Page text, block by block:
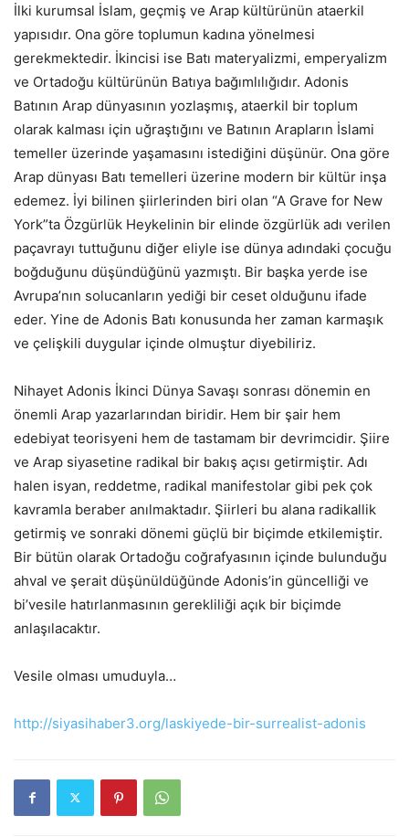
İlki kurumsal İslam, geçmiş ve Arap kültürünün ataerkil
yapısıdır. Ona göre toplumun kadına yönelmesi
gerekmektedir. İkincisi ise Batı materyalizmi, emperyalizm
ve Ortadoğu kültürünün Batıya bağımlılığıdır. Adonis
Batının Arap dünyasının yozlaşmış, ataerkil bir toplum
olarak kalması için uğraştığını ve Batının Arapların İslami
temeller üzerinde yaşamasını istediğini düşünür. Ona göre
Arap dünyası Batı temelleri üzerine modern bir kültür inşa
edemez. İyi bilinen şiirlerinden biri olan “A Grave for New
York”ta Özgürlük Heykelinin bir elinde özgürlük adı verilen
paçavrayı tuttuğunu diğer eliyle ise dünya adındaki çocuğu
boğduğunu düşündüğünü yazmıştı. Bir başka yerde ise
Avrupa’nın solucanların yediği bir ceset olduğunu ifade
eder. Yine de Adonis Batı konusunda her zaman karmaşık
ve çelişkili duygular içinde olmuştur diyebiliriz.
Nihayet Adonis İkinci Dünya Savaşı sonrası dönemin en
önemli Arap yazarlarından biridir. Hem bir şair hem
edebiyat teorisyeni hem de tastamam bir devrimcidir. Şiire
ve Arap siyasetine radikal bir bakış açısı getirmiştir. Adı
halen isyan, reddetme, radikal manifestolar gibi pek çok
kavramla beraber anılmaktadır. Şiirleri bu alana radikallik
getirmiş ve sonraki dönemi güçlü bir biçimde etkilemiştir.
Bir bütün olarak Ortadoğu coğrafyasının içinde bulunduğu
ahval ve şerait düşünüldüğünde Adonis’in güncelliği ve
bi’vesile hatırlanmasının gerekliliği açık bir biçimde
anlaşılacaktır.
Vesile olması umuduyla…
http://siyasihaber3.org/laskiyede-bir-surrealist-adonis